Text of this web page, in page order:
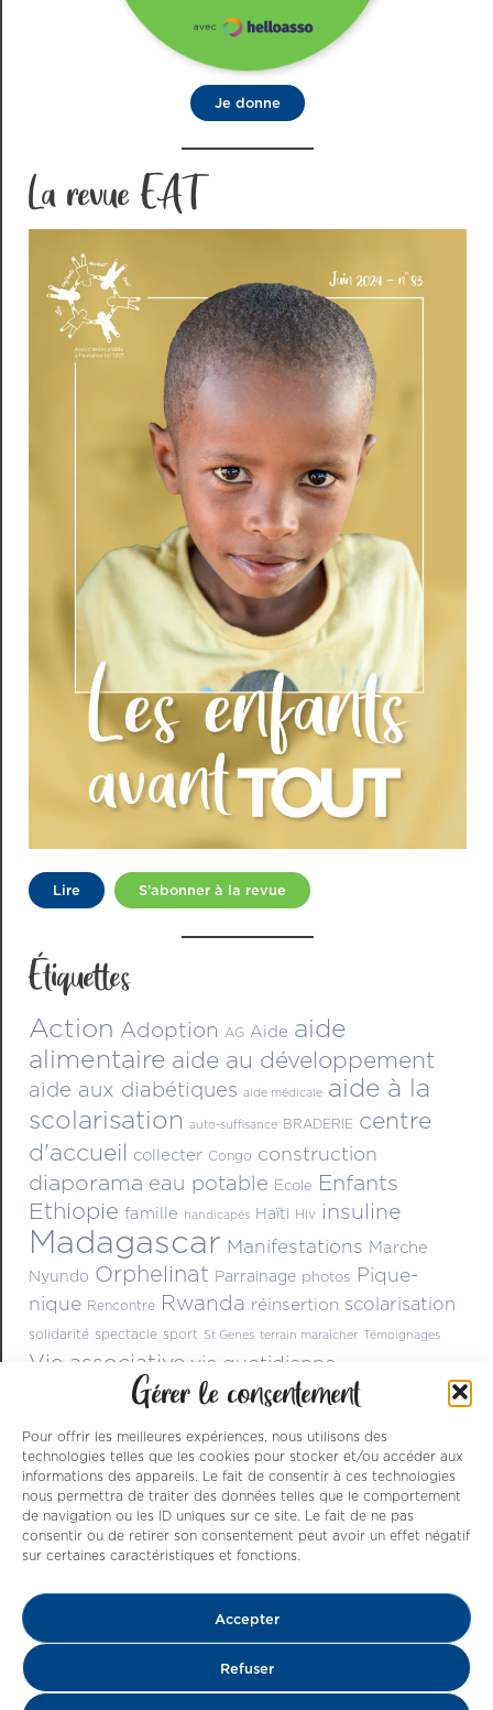
Gérer le consentement
Pour offrir les meilleures expériences, nous utilisons des
technologies telles que les cookies pour stocker et/ou accéder aux
informations des appareils. Le fait de consentir à ces technologies
nous permettra de traiter des données telles que le comportement
de navigation ou les ID uniques sur ce site. Le fait de ne pas
consentir ou de retirer son consentement peut avoir un effet négatif
sur certaines caractéristiques et fonctions.
Accepter
Refuser
Je donne
La revue EAT
Lire S’abonner à la revue
Étiquettes
Action Adoption AG Aide aide
alimentaire aide au développement
aide aux diabétiques aide médicale aide à la
scolarisation auto-suffisance BRADERIE centre
d'accueil collecter Congo construction
diaporama eau potable Ecole Enfants
Ethiopie famille handicapés Haïti Hiv insuline
Madagascar Manifestations Marche
Nyundo Orphelinat Parrainage photos Pique-
nique Rencontre Rwanda réinsertion scolarisation
solidarité spectacle sport St Genes terrain maraîcher Témoignages
Vie associative vie quotidienne
Nos ressources sont issues de dons , de
parrainages et du dynamisme des nombreux
bénévoles qui s’activent à améliorer le
quotidien d’enfants, par le bais des diverses